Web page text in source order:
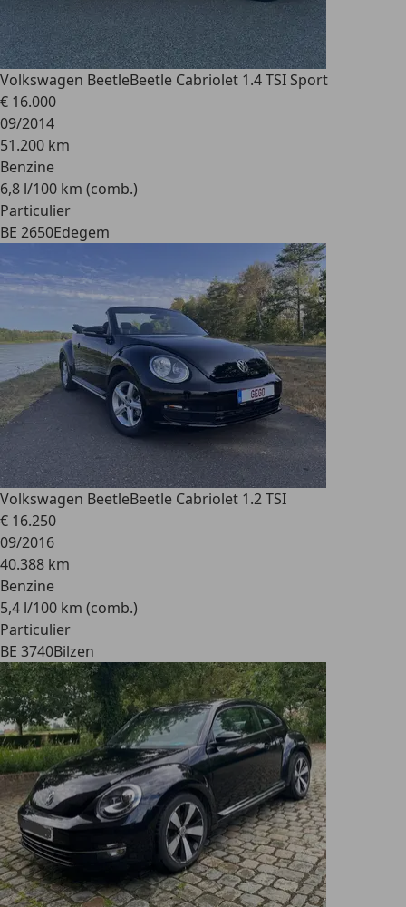
Volkswagen BeetleBeetle Cabriolet 1.4 TSI Sport
€ 16.000
09/2014
51.200 km
Benzine
6,8 l/100 km (comb.)
Particulier
BE 2650Edegem
Volkswagen BeetleBeetle Cabriolet 1.2 TSI
€ 16.250
09/2016
40.388 km
Benzine
5,4 l/100 km (comb.)
Particulier
BE 3740Bilzen